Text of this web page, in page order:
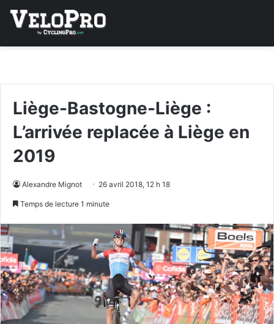
Liège-Bastogne-Liège :
L’arrivée replacée à Liège en
2019
Alexandre Mignot 26 avril 2018, 12 h 18
Temps de lecture 1 minute